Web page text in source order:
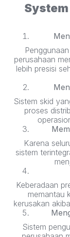
System
perusahaan
lebih presisi
Sistem skid
proses
Karena
sistem
Keberadaan
memantau
kerusakan
Sistem